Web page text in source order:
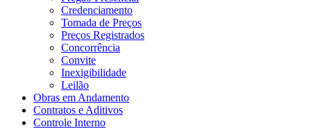
Credenciamento
Tomada de Preços
Preços Registrados
Concorrência
Convite
Inexigibilidade
Leilão
Obras em Andamento
Contratos e Aditivos
Controle Interno